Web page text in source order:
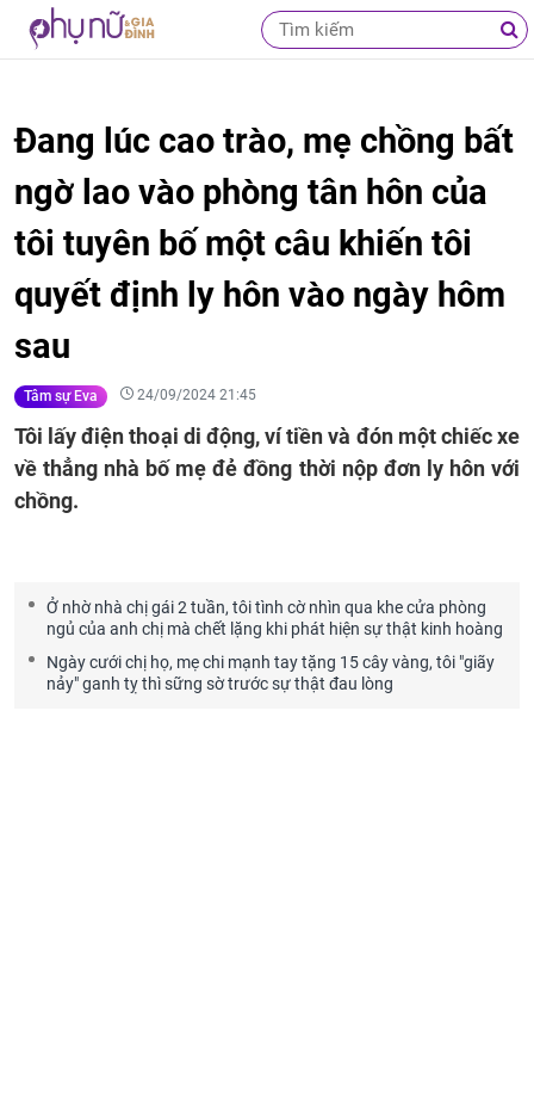
Đang lúc cao trào, mẹ chồng bất
ngờ lao vào phòng tân hôn của
tôi tuyên bố một câu khiến tôi
quyết định ly hôn vào ngày hôm
sau
Tâm sự Eva 24/09/2024 21:45
Tôi lấy điện thoại di động, ví tiền và đón một chiếc xe
về thẳng nhà bố mẹ đẻ đồng thời nộp đơn ly hôn với
chồng.
Ở nhờ nhà chị gái 2 tuần, tôi tình cờ nhìn qua khe cửa phòng
ngủ của anh chị mà chết lặng khi phát hiện sự thật kinh hoàng
Ngày cưới chị họ, mẹ chi mạnh tay tặng 15 cây vàng, tôi "giãy
nảy" ganh tỵ thì sững sờ trước sự thật đau lòng